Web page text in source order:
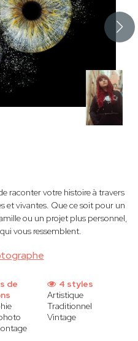
raconter votre histoire à travers
et vivantes. Que ce soit pour un
ou un projet plus personnel,
vous ressemblent.
de
4 styles
Artistique
Traditionnel
Vintage